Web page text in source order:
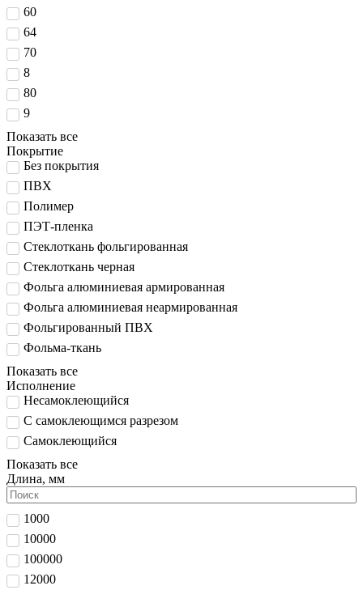
60
64
70
8
80
9
Показать все
Покрытие
Без покрытия
ПВХ
Полимер
ПЭТ-пленка
Стеклоткань фольгированная
Стеклоткань черная
Фольга алюминиевая армированная
Фольга алюминиевая неармированная
Фольгированный ПВХ
Фольма-ткань
Показать все
Исполнение
Несамоклеющийся
С самоклеющимся разрезом
Самоклеющийся
Показать все
Длина, мм
1000
10000
100000
12000